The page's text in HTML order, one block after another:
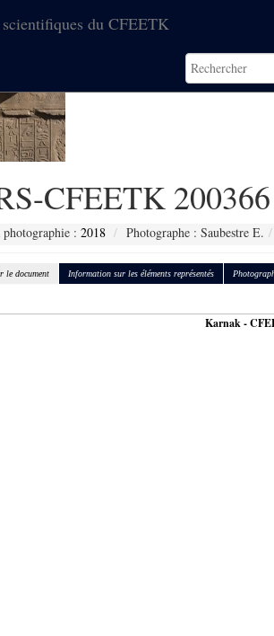
du CFEETK
CFEETK 200366
: 2018 Photographe : Saubestre E.
le document Information sur les éléments représentés